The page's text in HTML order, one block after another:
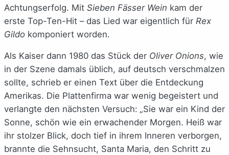
Achtungserfolg. Mit Sieben Fässer Wein kam der
erste Top-Ten-Hit – das Lied war eigentlich für Rex
Gildo komponiert worden.
Als Kaiser dann 1980 das Stück der Oliver Onions, wie
in der Szene damals üblich, auf deutsch verschmalzen
sollte, schrieb er einen Text über die Entdeckung
Amerikas. Die Plattenfirma war wenig begeistert und
verlangte den nächsten Versuch: „Sie war ein Kind der
Sonne, schön wie ein erwachender Morgen. Heiß war
ihr stolzer Blick, doch tief in ihrem Inneren verborgen,
brannte die Sehnsucht, Santa Maria, den Schritt zu